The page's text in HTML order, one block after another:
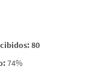
80
:74%